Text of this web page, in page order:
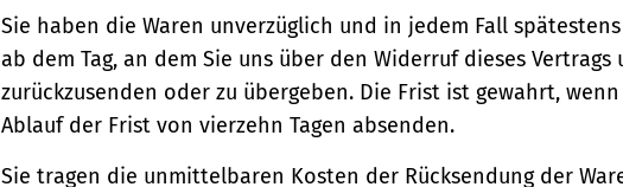
Sie haben die Waren unverzüglich und in jedem Fall
ab dem Tag, an dem Sie uns über den Widerruf dieses
zurückzusenden oder zu übergeben. Die Frist ist gewahrt,
Ablauf der Frist von vierzehn Tagen absenden.
Sie tragen die unmittelbaren Kosten der Rücksendung der